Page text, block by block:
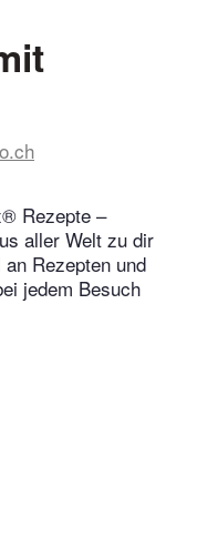
Rezepte –
aller Welt zu dir
Rezepten und
jedem Besuch